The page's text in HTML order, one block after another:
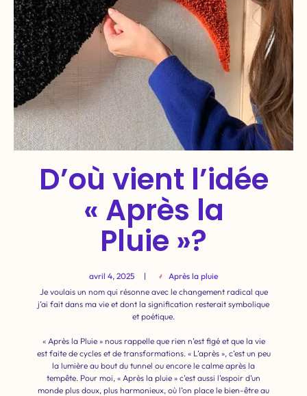
D’où vient l’idée
« Après la
Pluie »?
avril 4, 2025
Après la pluie
Je voulais un nom qui résonne avec le changement radical que
j’ai fait dans ma vie et dont la signification resterait symbolique
et poétique.
« Après la Pluie » nous rappelle que rien n’est figé et que la vie
est faite de cycles et de transformations. « L’après », c’est un peu
la lumière au bout du tunnel ou encore le calme après la
tempête. Pour moi, « Après la pluie » c’est aussi l’espoir d’un
monde plus doux, plus harmonieux, où l’on place le bien-être au